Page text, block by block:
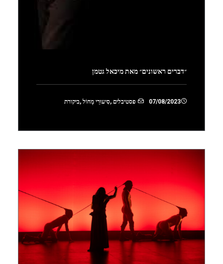
״דברים ראשונים״ מאת מיכאל גטמן
07/08/2023 פסטיבלים ,סִיעוּרֵי מָחוֹל ,ביקורת